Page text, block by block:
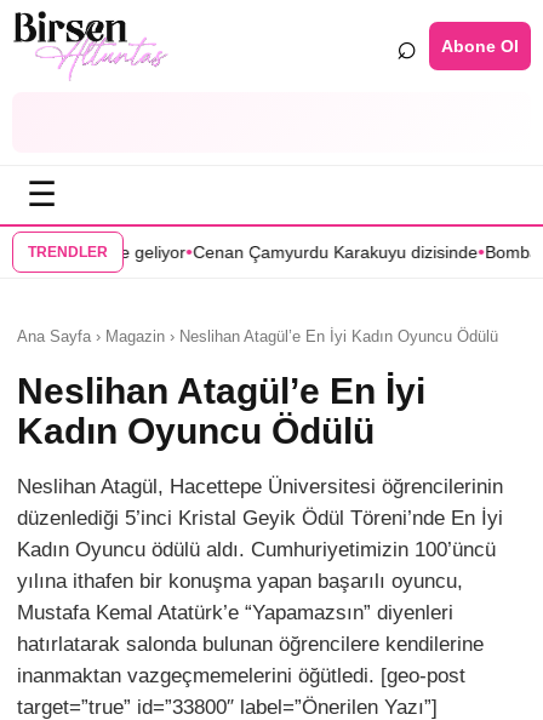
⌕ Abone Ol
☰
TRENDLER
•Cenan Çamyurdu Karakuyu dizisinde•Bomba transfer! Caner
Ana Sayfa › Magazin › Neslihan Atagül’e En İyi Kadın Oyuncu Ödülü
Neslihan Atagül’e En İyi
Kadın Oyuncu Ödülü
Neslihan Atagül, Hacettepe Üniversitesi öğrencilerinin
düzenlediği 5’inci Kristal Geyik Ödül Töreni’nde En İyi
Kadın Oyuncu ödülü aldı. Cumhuriyetimizin 100’üncü
yılına ithafen bir konuşma yapan başarılı oyuncu,
Mustafa Kemal Atatürk’e “Yapamazsın” diyenleri
hatırlatarak salonda bulunan öğrencilere kendilerine
inanmaktan vazgeçmemelerini öğütledi. [geo-post
target=”true” id=”33800″ label=”Önerilen Yazı”]